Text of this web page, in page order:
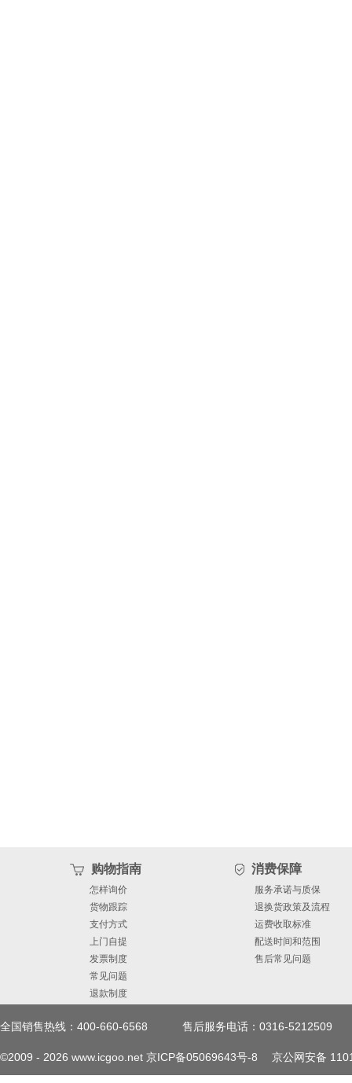
购物指南
怎样询价
货物跟踪
支付方式
上门自提
发票制度
常见问题
退款制度
消费保障
服务承诺与质保
退换货政策及流程
运费收取标准
配送时间和范围
售后常见问题
全国销售热线：400-660-6568 售后服务电话：0316-5212509
©2009 - 2026 www.icgoo.net 京ICP备05069643号-8 京公网安备